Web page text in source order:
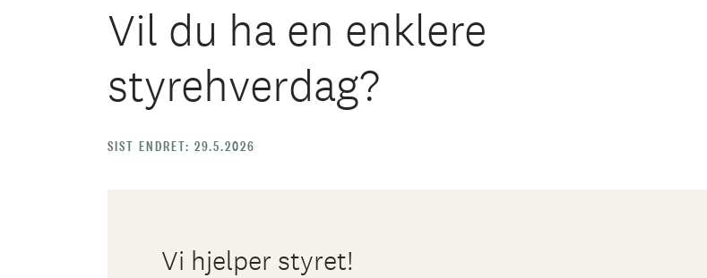
Vil du ha en enklere
styrehverdag?
SIST ENDRET: 29.5.2026
Vi hjelper styret!